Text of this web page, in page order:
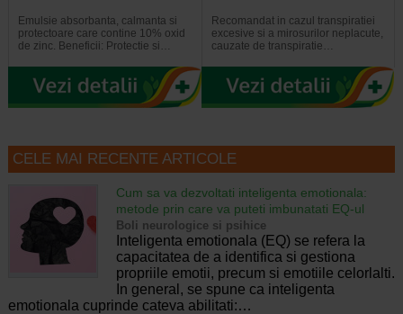
Emulsie absorbanta, calmanta si
protectoare care contine 10% oxid
de zinc. Beneficii: Protectie si…
Recomandat in cazul transpiratiei
excesive si a mirosurilor neplacute,
cauzate de transpiratie…
CELE MAI RECENTE ARTICOLE
Cum sa va dezvoltati inteligenta emotionala:
metode prin care va puteti imbunatati EQ-ul
Boli neurologice si psihice
Inteligenta emotionala (EQ) se refera la
capacitatea de a identifica si gestiona
propriile emotii, precum si emotiile celorlalti.
In general, se spune ca inteligenta
emotionala cuprinde cateva abilitati:…